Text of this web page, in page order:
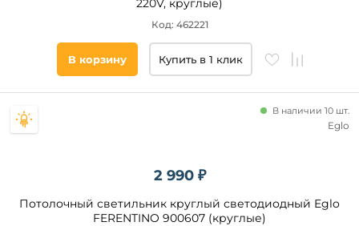
220V, круглые)
Код: 462221
В корзину Купить в 1 клик
2 990 ₽
Потолочный светильник круглый светодиодный Eglo
FERENTINO 900607 (круглые)
В наличии 10 шт.
Eglo